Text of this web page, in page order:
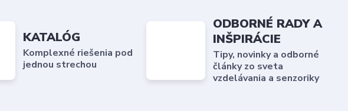
KATALÓG
Komplexné riešenia pod
jednou strechou
ODBORNÉ RADY A
INŠPIRÁCIE
Tipy, novinky a odborné
články zo sveta
vzdelávania a senzoriky